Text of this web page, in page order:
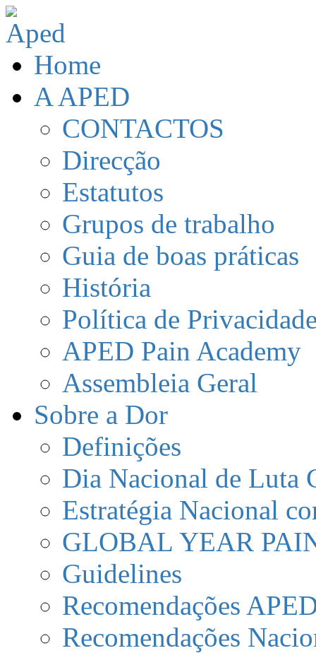
Home
A APED
CONTACTOS
Direcção
Estatutos
Grupos de trabalho
Guia de boas práticas
História
Política de
APED Pain Academy
Assembleia Geral
Sobre a Dor
Definições
Dia Nacional de Luta
Estratégia Nacional
GLOBAL YEAR
Guidelines
Recomendações
Recomendações